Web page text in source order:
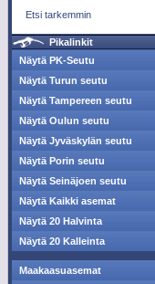
Etsi tarkemmin
Pikalinkit
Näytä PK-Seutu
Näytä Turun seutu
Näytä Tampereen seutu
Näytä Oulun seutu
Näytä Jyväskylän seutu
Näytä Porin seutu
Näytä Seinäjoen seutu
Näytä Kaikki asemat
Näytä 20 Halvinta
Näytä 20 Kalleinta
Maakaasuasemat